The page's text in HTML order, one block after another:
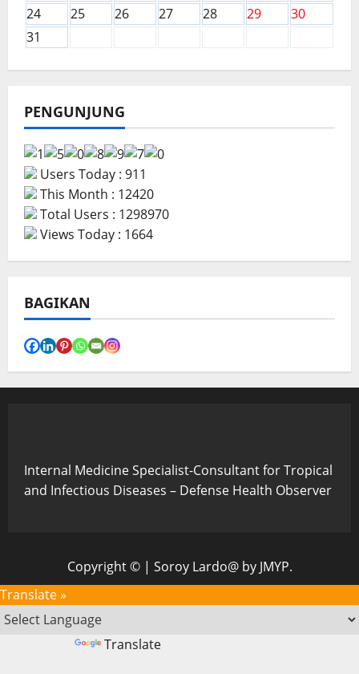
24
25 26 27 28 29
30
31
PENGUNJUNG
Users Today : 911
This Month : 12420
Total Users : 1298970
Views Today : 1664
BAGIKAN
Internal Medicine Specialist-Consultant for Tropical
and Infectious Diseases – Defense Health Observer
Copyright © | Soroy Lardo@by JMYP.
Translate »
Translate